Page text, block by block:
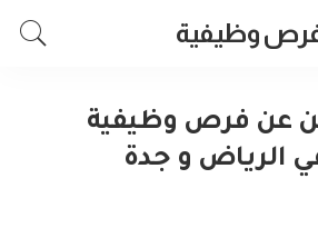
وظيفية
عن فرص وظيفية
في الرياض و جدة